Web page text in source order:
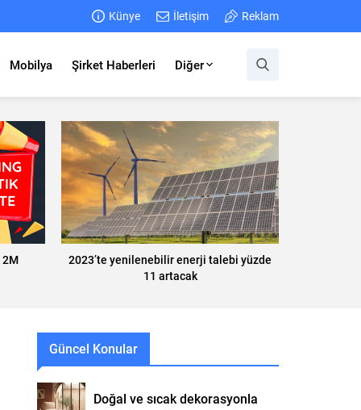
Künye İletişim Reklam
Mobilya Şirket Haberleri Diğer
2M
2023’te yenilenebilir enerji talebi yüzde
11 artacak
Güncel Konular
Doğal ve sıcak dekorasyonla